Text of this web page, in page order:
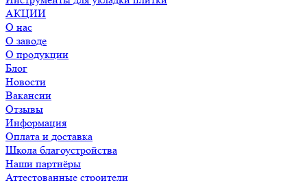
АКЦИИ
О нас
О заводе
О продукции
Блог
Новости
Вакансии
Отзывы
Информация
Оплата и доставка
Школа благоустройства
Наши партнёры
Аттестованные строители